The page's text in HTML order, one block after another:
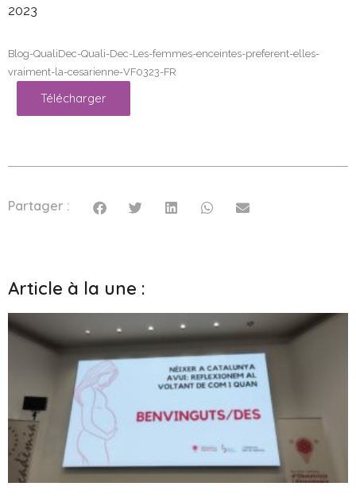
2023
Blog-QualiDec-Quali-Dec-Les-femmes-enceintes-preferent-elles-
vraiment-la-cesarienne-VF0323-FR
Télécharger
Partager :
Article à la une :